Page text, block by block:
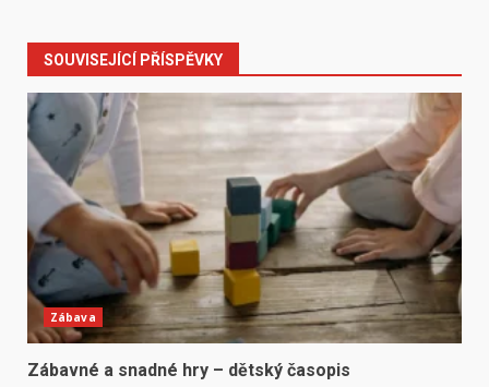
SOUVISEJÍCÍ PŘÍSPĚVKY
Zábava
Zábavné a snadné hry – dětský časopis